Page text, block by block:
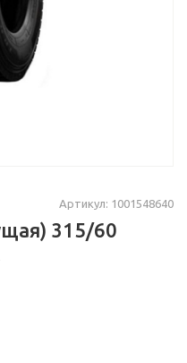
Артикул: 1001548640
315/60